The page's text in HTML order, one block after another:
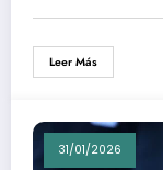
Leer Más
31/01/2026